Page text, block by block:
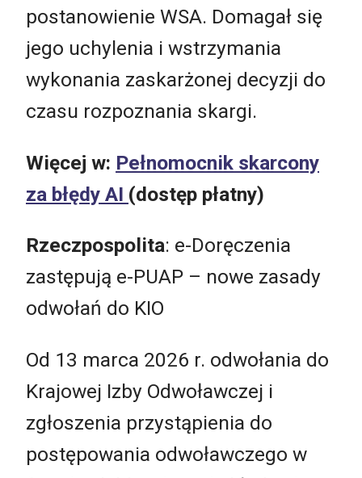
postanowienie WSA. Domagał się
jego uchylenia i wstrzymania
wykonania zaskarżonej decyzji do
czasu rozpoznania skargi.
Więcej w: Pełnomocnik skarcony
za błędy AI (dostęp płatny)
Rzeczpospolita: e-Doręczenia
zastępują e-PUAP – nowe zasady
odwołań do KIO
Od 13 marca 2026 r. odwołania do
Krajowej Izby Odwoławczej i
zgłoszenia przystąpienia do
postępowania odwoławczego w